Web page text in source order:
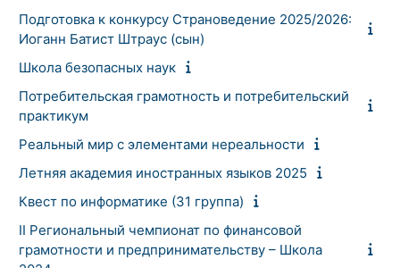
Подготовка к конкурсу Страноведение 2025/2026:
Иоганн Батист Штраус (сын)
Школа безопасных наук
Потребительская грамотность и потребительский
практикум
Реальный мир с элементами нереальности
Летняя академия иностранных языков 2025
Квест по информатике (31 группа)
II Региональный чемпионат по финансовой
грамотности и предпринимательству – Школа